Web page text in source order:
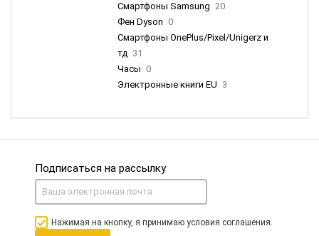
Смартфоны Samsung 20
Фен Dyson 0
Смартфоны OnePlus/Pixel/Unigerz и
тд 31
Часы 0
Электронные книги EU 3
Подписаться на рассылку
Нажимая на кнопку, я принимаю условия соглашения.